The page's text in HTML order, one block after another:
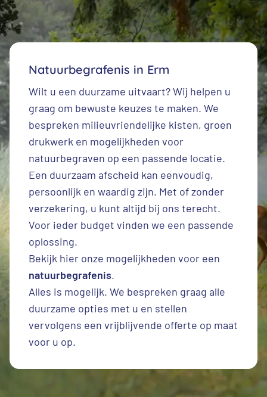
Natuurbegrafenis in Erm
Wilt u een duurzame uitvaart? Wij helpen u
graag om bewuste keuzes te maken. We
bespreken milieuvriendelijke kisten, groen
drukwerk en mogelijkheden voor
natuurbegraven op een passende locatie.
Een duurzaam afscheid kan eenvoudig,
persoonlijk en waardig zijn. Met of zonder
verzekering, u kunt altijd bij ons terecht.
Voor ieder budget vinden we een passende
oplossing.
Bekijk hier onze mogelijkheden voor een
natuurbegrafenis.
Alles is mogelijk. We bespreken graag alle
duurzame opties met u en stellen
vervolgens een vrijblijvende offerte op maat
voor u op.